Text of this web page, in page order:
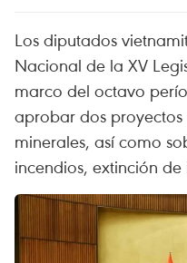
Los diputados
Nacional de la XV
marco del octavo
aprobar dos
minerales, así como
incendios, extinción